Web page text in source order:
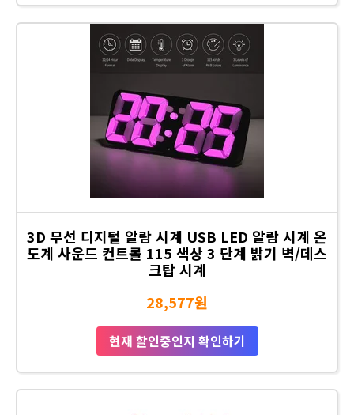
3D 무선 디지털 알람 시계 USB LED 알람 시계 온
도계 사운드 컨트롤 115 색상 3 단계 밝기 벽/데스
크탑 시계
28,577원
현재 할인중인지 확인하기